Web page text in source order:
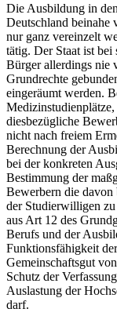
Die Ausbildung in
Deutschland beinahe
nur ganz vereinzelt
tätig. Der Staat ist bei
Bürger allerdings nie
Grundrechte
eingeräumt werden.
diesbezügliche
nicht nach freiem
Berechnung der
bei der konkreten
Bestimmung der
Bewerbern die davon
der Studierwilligen
aus Art 12 des
Berufs und der
Funktionsfähigkeit
Gemeinschaftsgut
Schutz der
Auslastung der
darf.